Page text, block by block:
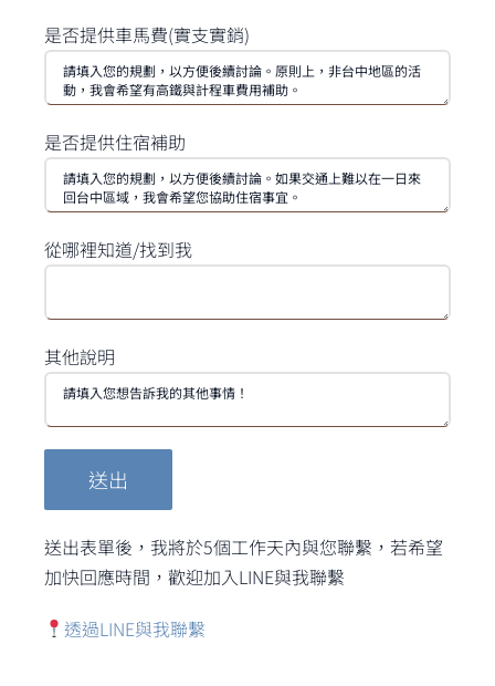
是否提供車馬費(實支實銷)
是否提供住宿補助
從哪裡知道/找到我
其他說明
送出表單後，我將於5個工作天內與您聯繫，若希望
加快回應時間，歡迎加入LINE與我聯繫
透過LINE與我聯繫